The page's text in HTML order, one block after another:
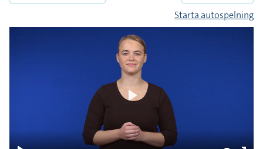
Starta autospelning